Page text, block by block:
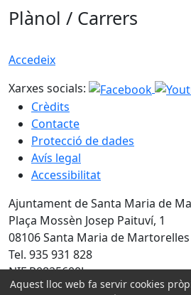
Plànol / Carrers
Accedeix
Xarxes socials:
Crèdits
Contacte
Protecció de dades
Avís legal
Accessibilitat
Ajuntament de Santa Maria de
Plaça Mossèn Josep Paituví, 1
08106 Santa Maria de Martorelles
Tel. 935 931 828
NIF P0825600J
Aquest lloc web fa servir cookies